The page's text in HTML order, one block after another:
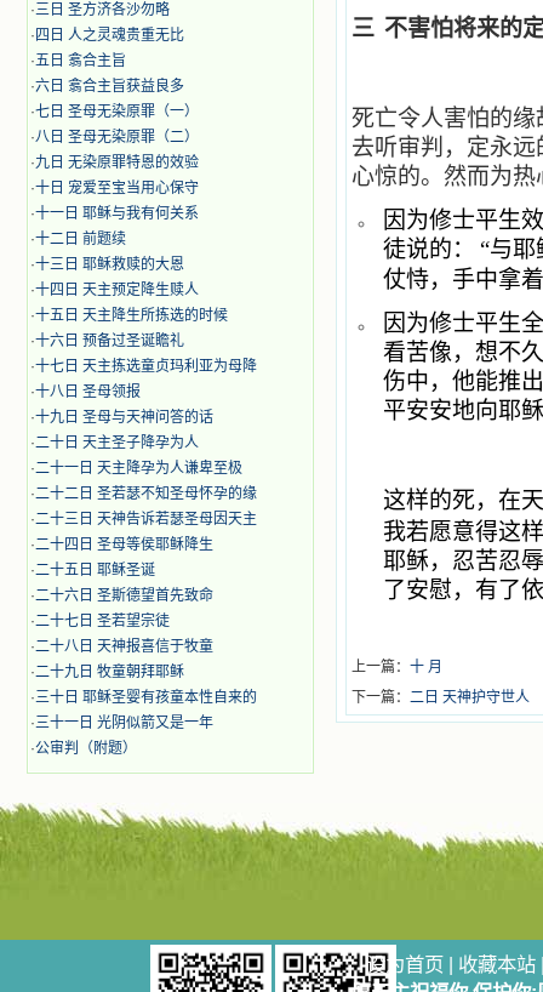
·三日 圣方济各沙勿略
· 四日 人之灵魂贵重无比
·五日 翕合主旨
·六日 翕合主旨获益良多
·七日 圣母无染原罪（一）
·八日 圣母无染原罪（二）
·九日 无染原罪特恩的效验
·十日 宠爱至宝当用心保守
·十一日 耶稣与我有何关系
·十二日 前题续
·十三日 耶稣救赎的大恩
·十四日 天主预定降生赎人
·十五日 天主降生所拣选的时候
·十六日 预备过圣诞瞻礼
·十七日 天主拣选童贞玛利亚为母降
·十八日 圣母领报
·十九日 圣母与天神问答的话
·二十日 天主圣子降孕为人
·二十一日 天主降孕为人谦卑至极
·二十二日 圣若瑟不知圣母怀孕的缘
·二十三日 天神告诉若瑟圣母因天主
·二十四日 圣母等侯耶稣降生
·二十五日 耶稣圣诞
·二十六日 圣斯德望首先致命
·二十七日 圣若望宗徒
·二十八日 天神报喜信于牧童
·二十九日 牧童朝拜耶稣
·三十日 耶稣圣婴有孩童本性自来的
·三十一日 光阴似箭又是一年
·公审判（附题）
三 不害怕将来的
死亡令人害怕的
去听审判，定永
心惊的。然而为
因为修士平生
徒说的：
“与
仗恃，手中拿
因为修士平生
看苦像，想不
伤中，他能推
平安安地向耶
这样的死，在
我若愿意得这
耶稣，忍苦忍
了安慰，有了
上一篇： 十 月
下一篇： 二日 天神护守世人
设为首页 | 收藏本站